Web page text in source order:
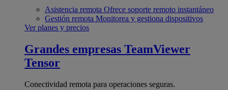
Asistencia remota Ofrece soporte remoto instantáneo
Gestión remota Monitorea y gestiona dispositivos
Ver planes y precios
Grandes empresas TeamViewer
Tensor
Conectividad remota para operaciones seguras.